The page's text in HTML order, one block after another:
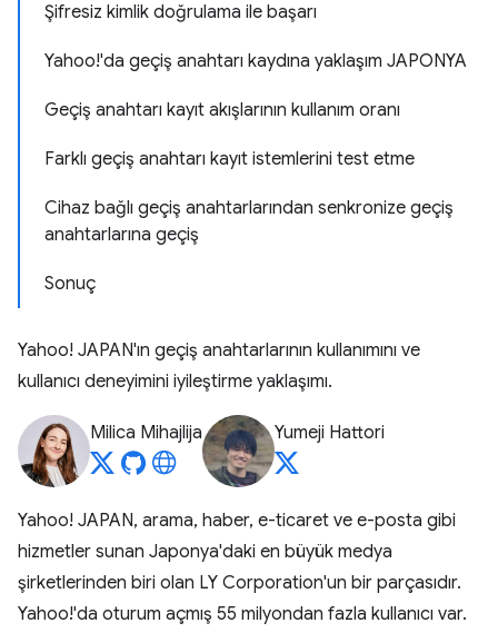
Şifresiz kimlik doğrulama ile başarı
Yahoo!'da geçiş anahtarı kaydına yaklaşım JAPONYA
Geçiş anahtarı kayıt akışlarının kullanım oranı
Farklı geçiş anahtarı kayıt istemlerini test etme
Cihaz bağlı geçiş anahtarlarından senkronize geçiş
anahtarlarına geçiş
Sonuç
Yahoo! JAPAN'ın geçiş anahtarlarının kullanımını ve
kullanıcı deneyimini iyileştirme yaklaşımı.
Milica Mihajlija Yumeji Hattori
Yahoo! JAPAN, arama, haber, e-ticaret ve e-posta gibi
hizmetler sunan Japonya'daki en büyük medya
şirketlerinden biri olan LY Corporation'un bir parçasıdır.
Yahoo!'da oturum açmış 55 milyondan fazla kullanıcı var.